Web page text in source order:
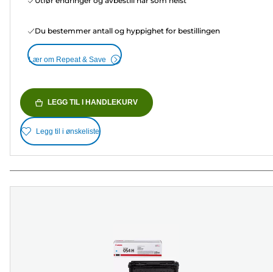
Du bestemmer antall og hyppighet for bestillingen
Lær om Repeat & Save
LEGG TIL I HANDLEKURV
Legg til i ønskeliste